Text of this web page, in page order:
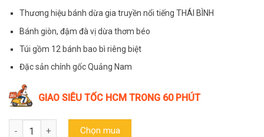
gốc
là:
49.000₫.
hiện
tại
là:
43.000₫.
Thương hiệu bánh dừa gia truyền nổi tiếng THÁI BÌNH
Bánh giòn, đậm đà vị dừa thơm béo
Túi gồm 12 bánh bao bì riêng biệt
Đặc sản chính gốc Quảng Nam
GIAO SIÊU TỐC HCM TRONG 60 PHÚT
Bánh dừa nướng Quảng Nam thương hiệu Thái Bình túi 12 bánh
Chọn mua